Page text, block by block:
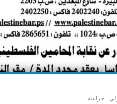
- حراسة